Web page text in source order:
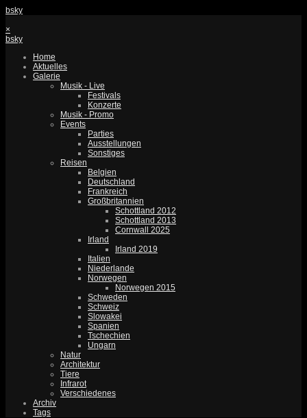
bsky
×
bsky
Home
Aktuelles
Galerie
Musik - Live
Festivals
Konzerte
Musik - Promo
Events
Parties
Ausstellungen
Sonstiges
Reisen
Belgien
Deutschland
Frankreich
Großbritannien
Schottland 2012
Schottland 2013
Cornwall 2025
Irland
Irland 2019
Italien
Niederlande
Norwegen
Norwegen 2015
Schweden
Schweiz
Slowakei
Spanien
Tschechien
Ungarn
Natur
Architektur
Tiere
Infrarot
Verschiedenes
Archiv
Tags